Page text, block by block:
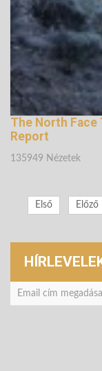
The North Face
Report
135949 Nézetek
Első Előző